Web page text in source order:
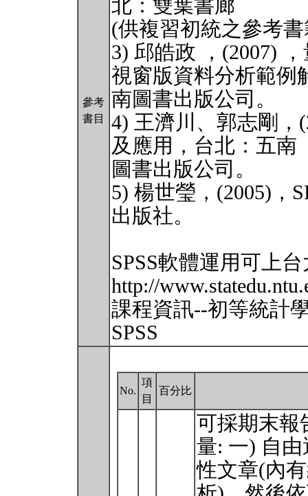
參考
書目
北：雙葉書廊
(供複習初統之參考
3) 邱皓政 ，(2007)
視窗版資料分析範例
南圖書出版公司。
4) 王濟川、郭志剛，
及應用，台北：五南
圖書出版公司。
5) 楊世瑩，(2005)，
出版社。
SPSS軟體運用可上
http://
課程資訊--初等統計
SPSS
No.
項
目
百分比
可採期末報
量: 一) 自
性文章(內